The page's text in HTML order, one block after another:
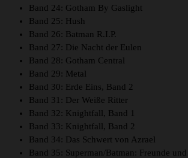
Band 24: Gotham By Gaslight
Band 25: Hush
Band 26: Batman R.I.P.
Band 27: Die Nacht der Eulen
Band 28: Gotham Central
Band 29: Metal
Band 30: Erde Eins, Band 2
Band 31: Der Weiße Ritter
Band 32: Knightfall, Band 1
Band 33: Knightfall, Band 2
Band 34: Das Schwert von Azrael
Band 35: Superman/Batman: Freunde